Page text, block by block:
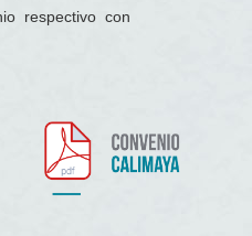
respectivo con